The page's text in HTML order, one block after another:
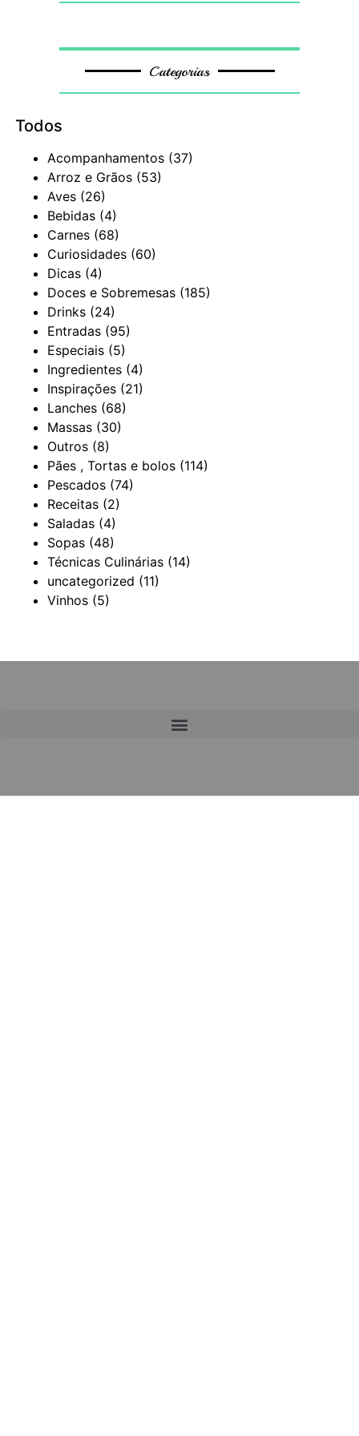
Categorias
Todos
Acompanhamentos (37)
Arroz e Grãos (53)
Aves (26)
Bebidas (4)
Carnes (68)
Curiosidades (60)
Dicas (4)
Doces e Sobremesas (185)
Drinks (24)
Entradas (95)
Especiais (5)
Ingredientes (4)
Inspirações (21)
Lanches (68)
Massas (30)
Outros (8)
Pães , Tortas e bolos (114)
Pescados (74)
Receitas (2)
Saladas (4)
Sopas (48)
Técnicas Culinárias (14)
uncategorized (11)
Vinhos (5)